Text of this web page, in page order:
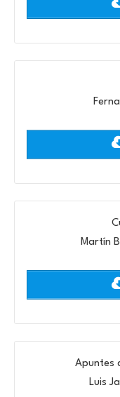
Martín
Apuntes
Luis